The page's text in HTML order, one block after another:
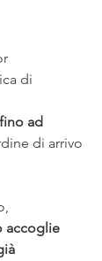
di
fino ad
di arrivo
accoglie